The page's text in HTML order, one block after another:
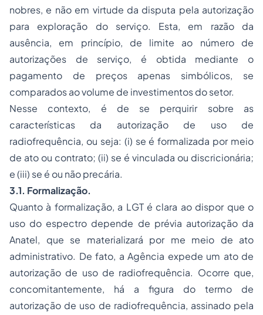
nobres, e não em virtude da disputa pela autorização
para exploração do serviço. Esta, em razão da
ausência, em princípio, de limite ao número de
autorizações de serviço, é obtida mediante o
pagamento de preços apenas simbólicos, se
comparados ao volume de investimentos do setor.
Nesse contexto, é de se perquirir sobre as
características da autorização de uso de
radiofrequência, ou seja: (i) se é formalizada por meio
de ato ou contrato; (ii) se é vinculada ou discricionária;
e (iii) se é ou não precária.
3.1. Formalização.
Quanto à formalização, a LGT é clara ao dispor que o
uso do espectro depende de prévia autorização da
Anatel, que se materializará por me meio de ato
administrativo. De fato, a Agência expede um ato de
autorização de uso de radiofrequência. Ocorre que,
concomitantemente, há a figura do termo de
autorização de uso de radiofrequência, assinado pela